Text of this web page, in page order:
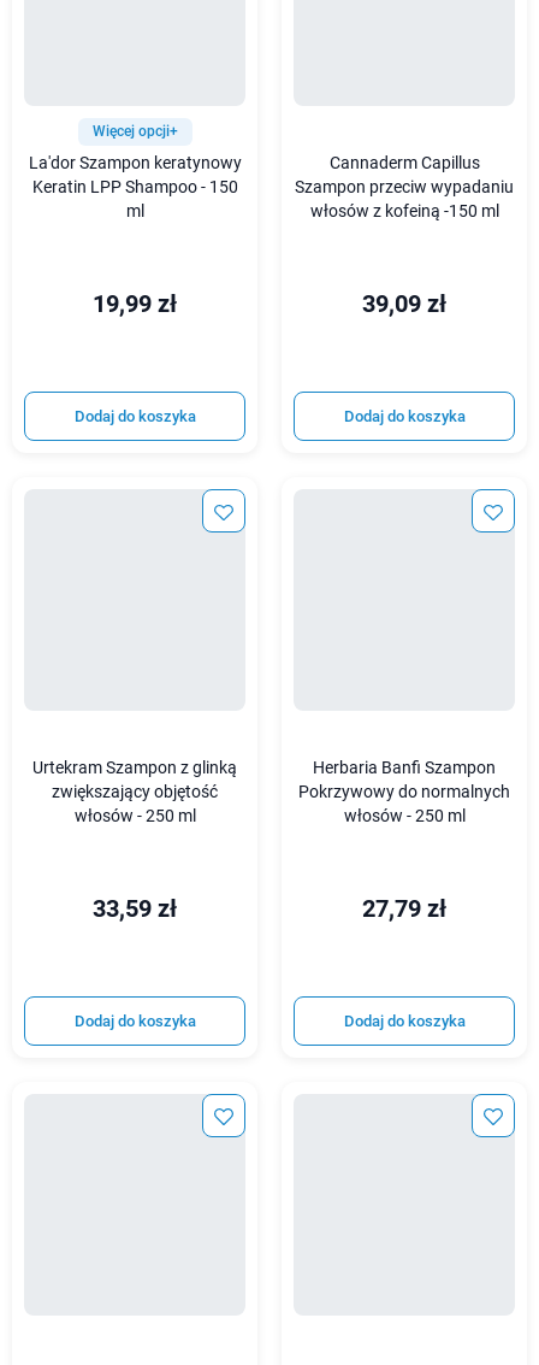
Więcej opcji+
La'dor Szampon keratynowy
Keratin LPP Shampoo - 150
ml
19,99 zł
Dodaj do koszyka
Cannaderm Capillus
Szampon przeciw wypadaniu
włosów z kofeiną -150 ml
39,09 zł
Dodaj do koszyka
Urtekram Szampon z glinką
zwiększający objętość
włosów - 250 ml
33,59 zł
Dodaj do koszyka
Herbaria Banfi Szampon
Pokrzywowy do normalnych
włosów - 250 ml
27,79 zł
Dodaj do koszyka